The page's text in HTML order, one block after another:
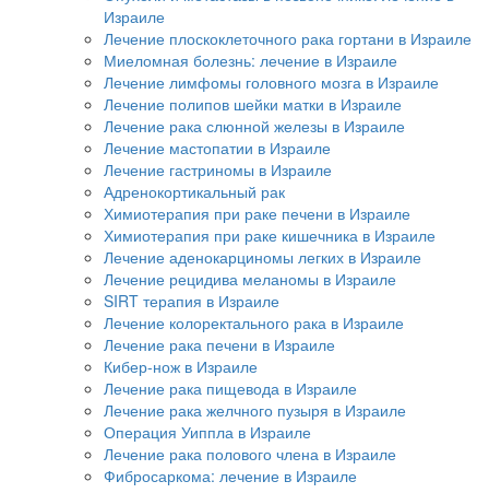
Израиле
Лечение плоскоклеточного рака гортани в Израиле
Миеломная болезнь: лечение в Израиле
Лечение лимфомы головного мозга в Израиле
Лечение полипов шейки матки в Израиле
Лечение рака слюнной железы в Израиле
Лечение мастопатии в Израиле
Лечение гастриномы в Израиле
Адренокортикальный рак
Химиотерапия при раке печени в Израиле
Химиотерапия при раке кишечника в Израиле
Лечение аденокарциномы легких в Израиле
Лечение рецидива меланомы в Израиле
SIRT терапия в Израиле
Лечение колоректального рака в Израиле
Лечение рака печени в Израиле
Кибер-нож в Израиле
Лечение рака пищевода в Израиле
Лечение рака желчного пузыря в Израиле
Операция Уиппла в Израиле
Лечение рака полового члена в Израиле
Фибросаркома: лечение в Израиле